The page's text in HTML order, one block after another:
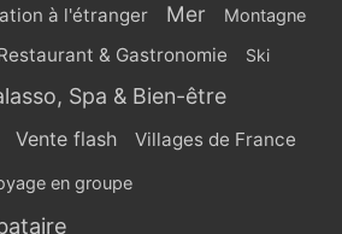
à l'étranger Mer Montagne
& Gastronomie Ski
Spa & Bien-être
Vente flash Villages de France
en groupe